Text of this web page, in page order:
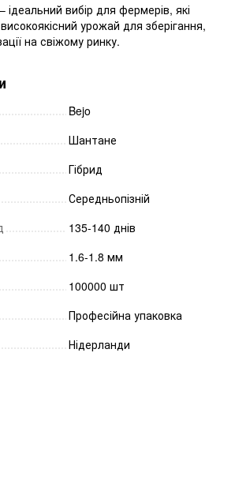
– ідеальний вибір для фермерів, які
урожай для зберігання,
на свіжому ринку.
Bejo
Шантане
Гібрид
Середньопізній
135-140 днів
1.6-1.8 мм
100000 шт
Професійна упаковка
Нідерланди